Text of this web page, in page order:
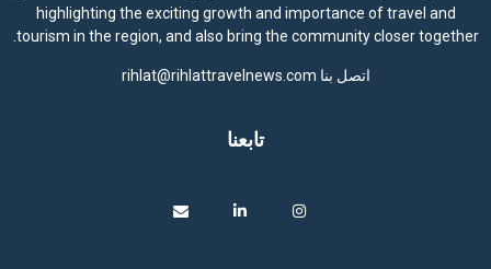
highlighting the exciting growth and importance of travel and
tourism in the region, and also bring the community closer together.
اتصل بنا rihlat@rihlattravelnews.com
تابعنا